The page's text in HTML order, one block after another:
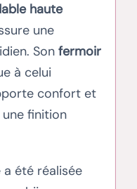
haute
une
Sonfermoir
à celui
confort et
finition
été réalisée